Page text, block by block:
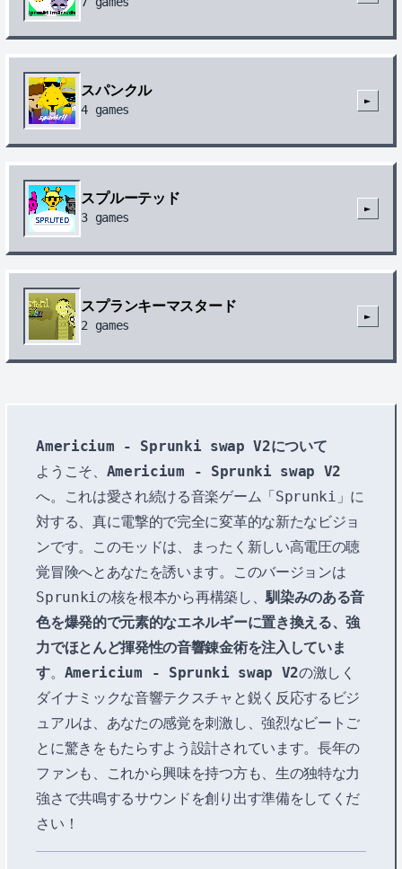
スパンクル
4 games
►
スプルーテッド
3 games
►
スプランキーマスタード
2 games
►
Americium - Sprunki swap V2について
ようこそ、 Americium - Sprunki swap V2
へ。これは愛され続ける音楽ゲーム「Sprunki」に
対する、真に電撃的で完全に変革的な新たなビジョ
ンです。このモッドは、まったく新しい高電圧の聴
覚冒険へとあなたを誘います。このバージョンは
Sprunkiの核を根本から再構築し、馴染みのある音
色を爆発的で元素的なエネルギーに置き換える、強
力でほとんど揮発性の音響錬金術を注入していま
す。 Americium - Sprunki swap V2の激しく
ダイナミックな音響テクスチャと鋭く反応するビジ
ュアルは、あなたの感覚を刺激し、強烈なビートご
とに驚きをもたらすよう設計されています。長年の
ファンも、これから興味を持つ方も、生の独特な力
強さで共鳴するサウンドを創り出す準備をしてくだ
さい！